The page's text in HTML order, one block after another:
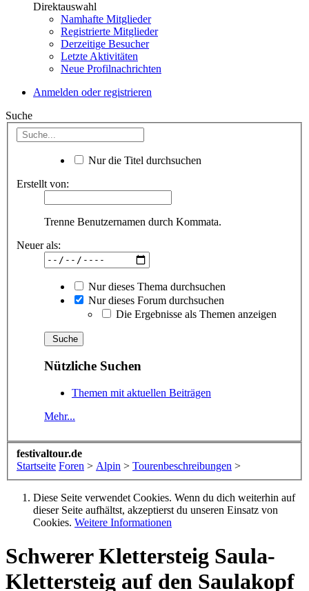
Direktauswahl
Namhafte Mitglieder
Registrierte Mitglieder
Derzeitige Besucher
Letzte Aktivitäten
Neue Profilnachrichten
Anmelden oder registrieren
Suche
Nur die Titel durchsuchen
Erstellt von:
Trenne Benutzernamen durch Kommata.
Neuer als:
Nur dieses Thema durchsuchen
Nur dieses Forum durchsuchen
Die Ergebnisse als Themen anzeigen
Nützliche Suchen
Themen mit aktuellen Beiträgen
Mehr...
festivaltour.de
Startseite Foren > Alpin > Tourenbeschreibungen >
Diese Seite verwendet Cookies. Wenn du dich weiterhin auf
dieser Seite aufhältst, akzeptierst du unseren Einsatz von
Cookies. Weitere Informationen
Schwerer Klettersteig Saula-
Klettersteig auf den Saulakopf